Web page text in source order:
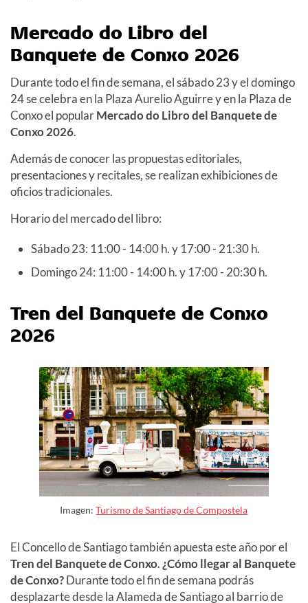
Mercado do Libro del
Banquete de Conxo 2026
Durante todo el fin de semana, el sábado23 y el domingo
24se celebra en la Plaza Aurelio Aguirre y en la Plaza de
Conxo el popularMercado do Libro del Banquete de
Conxo 2026.
Además de conocer las propuestas editoriales,
presentaciones y recitales, se realizan exhibiciones de
oficios tradicionales.
Horario del mercado del libro:
Sábado 23: 11:00 - 14:00 h. y 17:00 - 21:30 h.
Domingo 24: 11:00 - 14:00 h. y 17:00 - 20:30 h.
Tren del Banquete de Conxo
2026
Imagen:Turismo de Santiago de Compostela
El Concello de Santiago también apuesta este año por el
Tren del Banquete de Conxo. ¿Cómo llegar al Banquete
de Conxo?Durante todo el fin de semana podrás
desplazarte desde la Alameda de Santiago al barrio de